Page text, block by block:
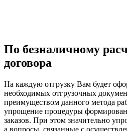
По безналичному
договора
На каждую отгрузку Вам будет
необходимых отгрузочных
преимуществом данного метода
упрощение процедуры
заказов. При этом значительно
а вопросы, связанные с